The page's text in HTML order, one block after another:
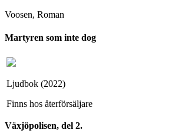
Voosen, Roman
Martyren som inte dog
Ljudbok (2022)
Finns hos återförsäljare
Växjöpolisen, del 2.